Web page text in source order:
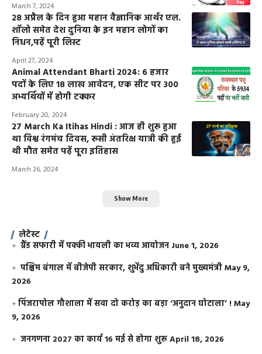
March 7, 2024
28 अप्रैल के दिन हुआ महान वैज्ञानिक आर्थर एल.
शॉलो समेत देश दुनिया के इन महान लोगों का
निधन,पढ़ें पूरी लिस्ट
April 27, 2024
Animal Attendant Bharti 2024: 6 हजार
पदों के लिए 18 लाख आवेदन, एक सीट पर 300
अभ्यर्थियों में होगी टक्कर
February 20, 2024
27 March Ka Itihas Hindi : आज ही शुरू हुआ
था विश्व रंगमंच दिवस, रूसी अंतरिक्ष यात्री की हुई
थी मौत समेत पढ़ें पूरा इतिहास
March 26, 2024
Show More
लेटेस्ट
ग्रैंड सफारी में पक्की भायली का भव्य आयोजन June 1, 2026
पश्चिम बंगाल में बीजेपी सरकार, शुभेंदु अधिकारी बने मुख्यमंत्रीMay 9,
2026
​पिंजरापोल गौशाला में सवा दो करोड़ का बड़ा ‘अनुदान घोटाला’ !May
9, 2026
जनगणना 2027 का कार्य 16 मई से होगा शुरूApril 18, 2026